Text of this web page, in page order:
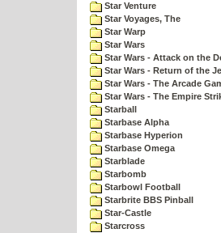
Star Venture
Star Voyages, The
Star Warp
Star Wars
Star Wars - Attack on the
Star Wars - Return of the
Star Wars - The Arcade
Star Wars - The Empire
Starball
Starbase Alpha
Starbase Hyperion
Starbase Omega
Starblade
Starbomb
Starbowl Football
Starbrite BBS Pinball
Star-Castle
Starcross